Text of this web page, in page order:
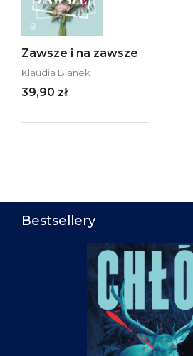
Zawsze i na zawsze
Klaudia Bianek
39,90 zł
Bestsellery